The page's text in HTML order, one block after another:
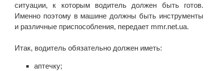
ситуации, к которым водитель должен быть готов.
Именно поэтому в машине должны быть инструменты
и различные приспособления, передает mmr.net.ua.
Итак, водитель обязательно должен иметь:
аптечку;